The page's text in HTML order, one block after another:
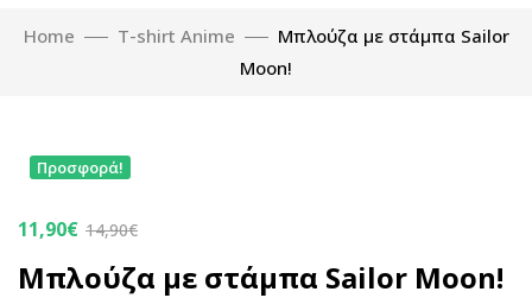
Home T-shirt Anime
Μπλούζα με στάμπα Sailor
Moon!
Προσφορά!
11,90€ 14,90€
Μπλούζα με στάμπα Sailor Moon!